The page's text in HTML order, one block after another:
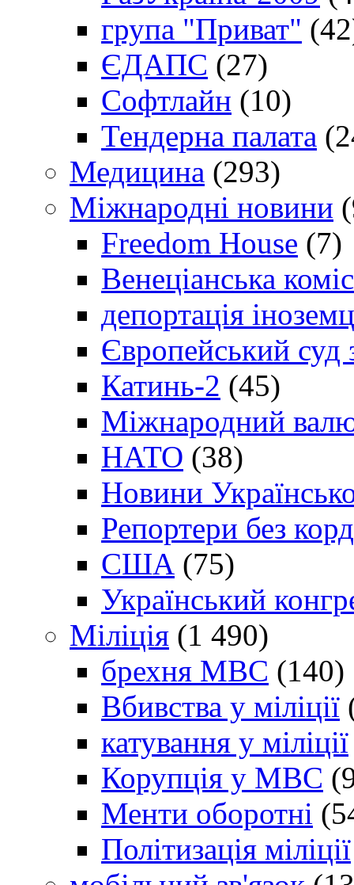
група "Приват"
ЄДАПС (27)
Софтлайн (10)
Тендерна палата
Медицина (293)
Міжнародні новини
Freedom House (7)
Венеціанська
депортація
Європейський
Катинь-2 (45)
Міжнародний
НАТО (38)
Новини
Репортери без
США (75)
Український
Міліція (1 490)
брехня МВС (140)
Вбивства у міліції
катування у міліції
Корупція у МВС
Менти оборотні
Політизація міліції